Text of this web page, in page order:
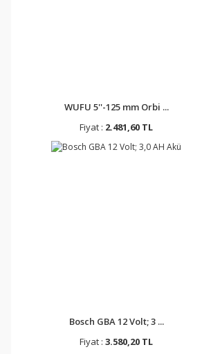
WUFU 5''-125 mm Orbi ...
Fiyat : 2.481,60 TL
Bosch GBA 12 Volt; 3 ...
Fiyat : 3.580,20 TL